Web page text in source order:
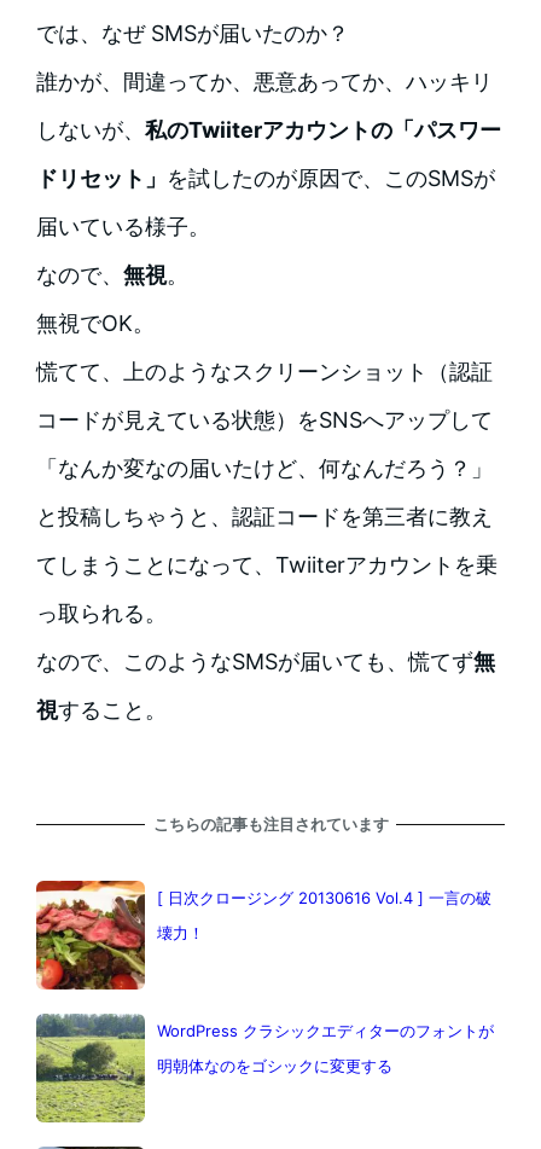
では、なぜ SMSが届いたのか？
誰かが、間違ってか、悪意あってか、ハッキリ
しないが、 私のTwiiterアカウントの「パスワー
ドリセット」 を試したのが原因で、このSMSが
届いている様子。
なので、 無視。
無視でOK。
慌てて、上のようなスクリーンショット（認証
コードが見えている状態）をSNSへアップして
「なんか変なの届いたけど、何なんだろう？」
と投稿しちゃうと、認証コードを第三者に教え
てしまうことになって、Twiiterアカウントを乗
っ取られる。
なので、このようなSMSが届いても、慌てず無
視すること。
こちらの記事も注目されています
[ 日次クロージング 20130616 Vol.4 ] 一言の破
壊力！
WordPress クラシックエディターのフォントが
明朝体なのをゴシックに変更する